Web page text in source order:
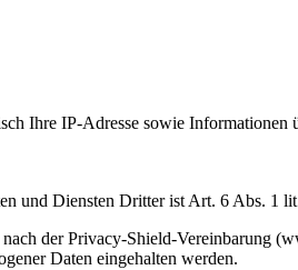
Ihre IP-Adresse sowie
und Diensten Dritter ist Art. 6 Abs. 1
der Privacy-Shield-Vereinbarung
Daten eingehalten werden.